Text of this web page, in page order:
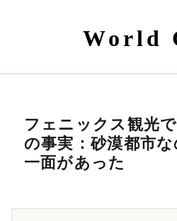
World
フェニックス観光
の事実：砂漠都市
一面があった